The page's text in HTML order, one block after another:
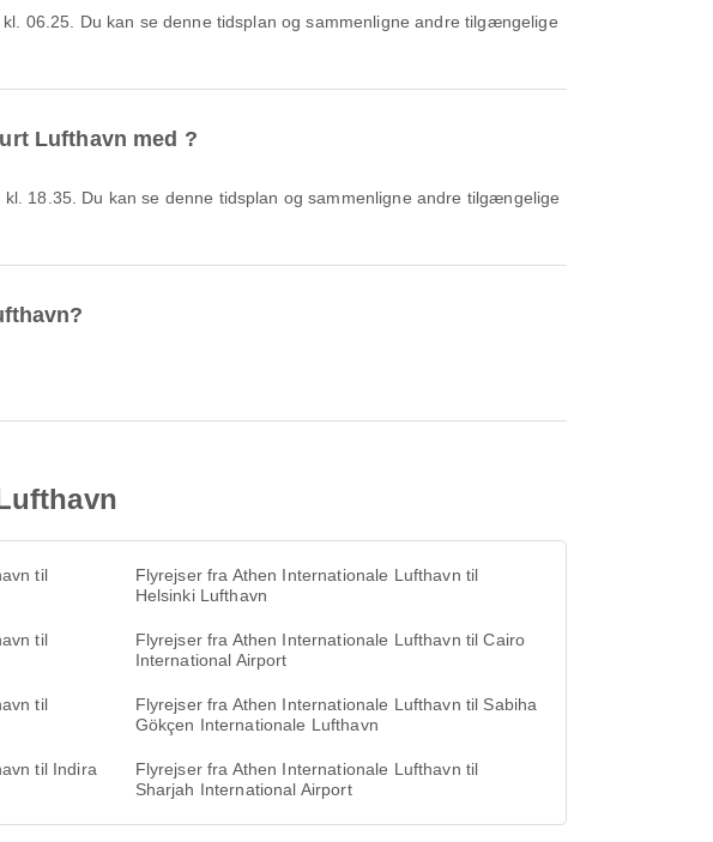
Lufthavn med ?
til
Flyrejser fra Athen Internationale Lufthavn til
Helsinki Lufthavn
til
Flyrejser fra Athen Internationale Lufthavn til Cairo
International Airport
til
Flyrejser fra Athen Internationale Lufthavn til Sabiha
Gökçen Internationale Lufthavn
til Indira
Flyrejser fra Athen Internationale Lufthavn til
Sharjah International Airport